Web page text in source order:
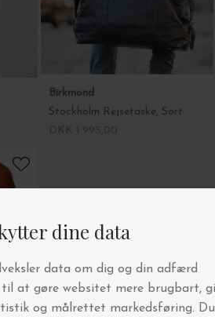
Birkmond
Stockholm Rejsetaske, Sort